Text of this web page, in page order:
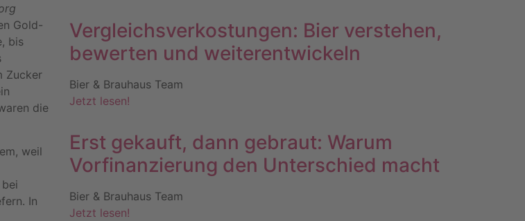
Gold-
bis
Zucker
die
weil
In
Vergleichsverkostungen: Bier verstehen,
bewerten und weiterentwickeln
Bier & Brauhaus Team
Jetzt lesen!
Erst gekauft, dann gebraut: Warum
Vorfinanzierung den Unterschied macht
Bier & Brauhaus Team
Jetzt lesen!